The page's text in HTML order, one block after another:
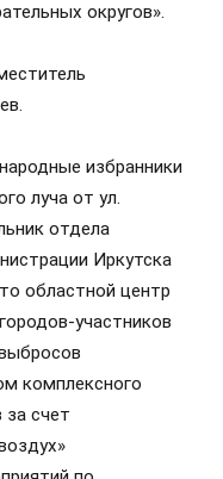
округов».
избранники
луча от ул.
отдела
Иркутска
областной центр
участников
комплексного
счет